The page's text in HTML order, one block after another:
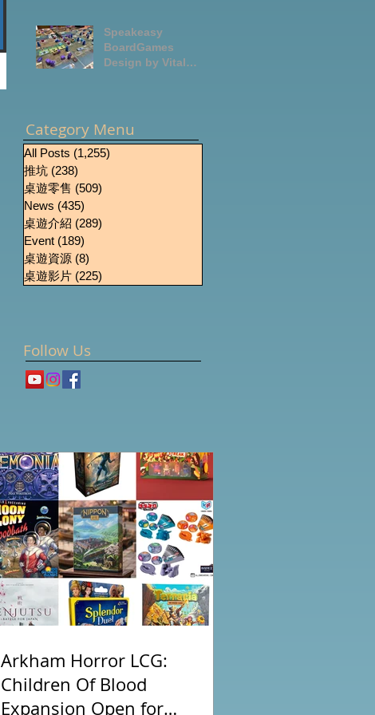
Speakeasy
BoardGames
Design by Vital
Category Menu
All Posts (1,255)
推坑 (238)
桌遊零售 (509)
News (435)
桌遊介紹 (289)
Event (189)
桌遊資源 (8)
桌遊影片 (225)
Follow Us
Arkham Horror LCG:
Children Of Blood
Expansion Open for